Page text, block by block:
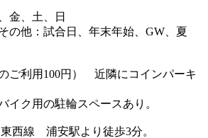
金、土、日
他：試合日、年末年始、GW、夏
ご利用100円） 近隣にコインパーキ
ク用の駐輪スペースあり。
西線 浦安駅より徒歩3分。